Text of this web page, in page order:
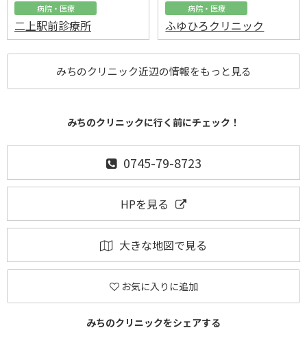
病院・医療
二上駅前診療所
病院・医療
ふゆひろクリニック
みちのクリニック近辺の情報をもっと見る
みちのクリニックに行く前にチェック！
0745-79-8723
HPを見る
大きな地図で見る
お気に入りに追加
みちのクリニックをシェアする